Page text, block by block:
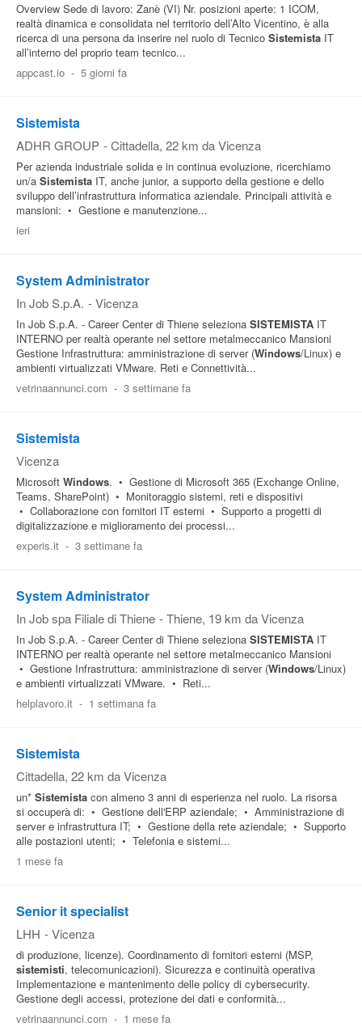
Overview Sede di lavoro: Zanè (VI) Nr. posizioni aperte: 1 ICOM,
realtà dinamica e consolidata nel territorio dell’Alto Vicentino, è alla
ricerca di una persona da inserire nel ruolo di Tecnico Sistemista IT
all’interno del proprio team tecnico...
appcast.io - 5 giorni fa
Sistemista
ADHR GROUP - Cittadella, 22 km da Vicenza
Per azienda industriale solida e in continua evoluzione, ricerchiamo
un/a Sistemista IT, anche junior, a supporto della gestione e dello
sviluppo dell’infrastruttura informatica aziendale. Principali attività e
mansioni: • Gestione e manutenzione...
ieri
System Administrator
In Job S.p.A. - Vicenza
In Job S.p.A. - Career Center di Thiene seleziona SISTEMISTA IT
INTERNO per realtà operante nel settore metalmeccanico Mansioni
Gestione Infrastruttura: amministrazione di server (Windows/Linux) e
ambienti virtualizzati VMware. Reti e Connettività...
vetrinaannunci.com - 3 settimane fa
Sistemista
Vicenza
Microsoft Windows. • Gestione di Microsoft 365 (Exchange Online,
Teams, SharePoint) • Monitoraggio sistemi, reti e dispositivi
• Collaborazione con fornitori IT esterni • Supporto a progetti di
digitalizzazione e miglioramento dei processi...
experis.it - 3 settimane fa
System Administrator
In Job spa Filiale di Thiene - Thiene, 19 km da Vicenza
In Job S.p.A. - Career Center di Thiene seleziona SISTEMISTA IT
INTERNO per realtà operante nel settore metalmeccanico Mansioni
• Gestione Infrastruttura: amministrazione di server (Windows/Linux)
e ambienti virtualizzati VMware. • Reti...
helplavoro.it - 1 settimana fa
Sistemista
Cittadella, 22 km da Vicenza
un* Sistemista con almeno 3 anni di esperienza nel ruolo. La risorsa
si occuperà di: • Gestione dell'ERP aziendale; • Amministrazione di
server e infrastruttura IT; • Gestione della rete aziendale; • Supporto
alle postazioni utenti; • Telefonia e sistemi...
1 mese fa
Senior it specialist
LHH - Vicenza
di produzione, licenze). Coordinamento di fornitori esterni (MSP,
sistemisti, telecomunicazioni). Sicurezza e continuità operativa
Implementazione e mantenimento delle policy di cybersecurity.
Gestione degli accessi, protezione dei dati e conformità...
vetrinaannunci.com - 1 mese fa